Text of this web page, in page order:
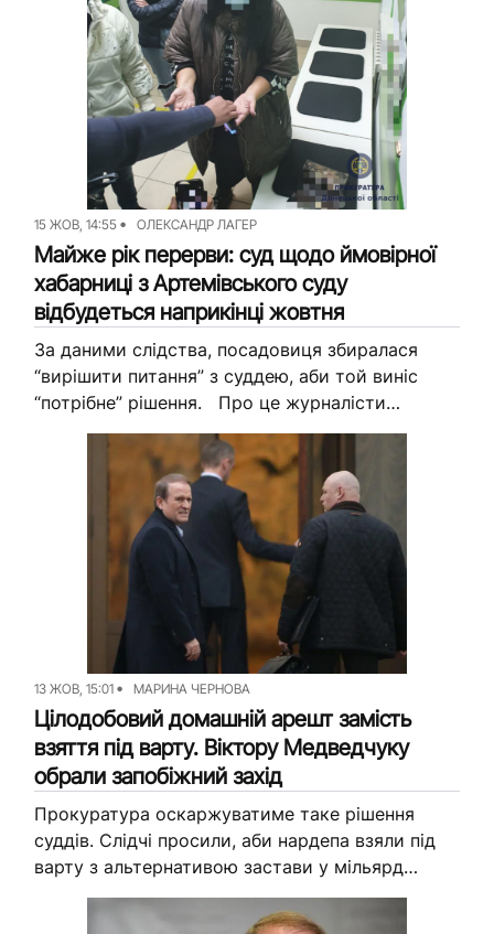
Репортажі
Проєкти
Команда
Реклама
Редакційна політика
15 ЖОВ, 14:55 ОЛЕКСАНДР ЛАГЕР
Майже рік перерви: суд щодо ймовірної
хабарниці з Артемівського суду
відбудеться наприкінці жовтня
За даними слідства, посадовиця збиралася
“вирішити питання” з суддею, аби той виніс
“потрібне” рішення. Про це журналісти
Вільного радіо дізналися з Єдиного державного
реєстру судових рішень Підготовче засідання
13 ЖОВ, 15:01 МАРИНА ЧЕРНОВА
Цілодобовий домашній арешт замість
взяття під варту. Віктору Медведчуку
обрали запобіжний захід
Прокуратура оскаржуватиме таке рішення
суддів. Слідчі просили, аби нардепа взяли під
варту з альтернативою застави у мільярд
гривень. Запобіжний захід для нардепа від
“ОПЗЖ” Віктора Медведчука обрали у